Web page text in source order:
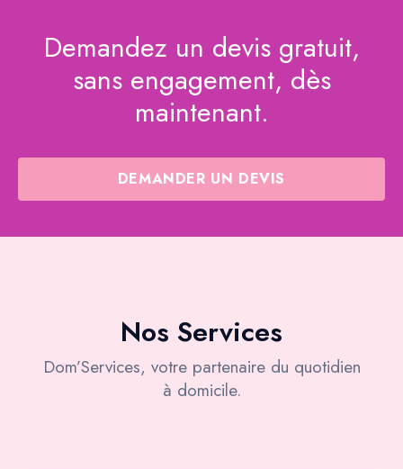
Demandez un devis gratuit,
sans engagement, dès
maintenant.
DEMANDER UN DEVIS
Nos Services
Dom’Services, votre partenaire du quotidien
à domicile.